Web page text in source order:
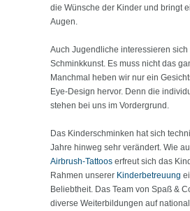
die Wünsche der Kinder und bringt
Augen.
Auch Jugendliche interessieren sich
Schminkkunst. Es muss nicht das
Manchmal heben wir nur ein
Eye-Design hervor. Denn die
stehen bei uns im Vordergrund.
Das Kinderschminken hat sich
Jahre hinweg sehr verändert. Wie
Airbrush-Tattoos erfreut sich das
Rahmen unserer Kinderbetreuung
Beliebtheit. Das Team von Spaß &
diverse Weiterbildungen auf